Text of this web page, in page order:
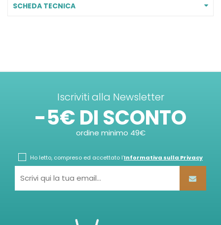
SCHEDA TECNICA
Iscriviti alla Newsletter
-5€ DI SCONTO
ordine minimo 49€
Ho letto, compreso ed accettato l'Informativa sulla Privacy